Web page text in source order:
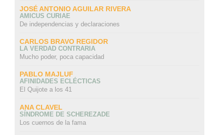
JOSÉ ANTONIO AGUILAR RIVERA
AMICUS CURIAE
De independencias y declaraciones
CARLOS BRAVO REGIDOR
LA VERDAD CONTRARIA
Mucho poder, poca capacidad
PABLO MAJLUF
AFINIDADES ECLÉCTICAS
El Quijote a los 41
ANA CLAVEL
SÍNDROME DE SCHEREZADE
Los cuernos de la fama